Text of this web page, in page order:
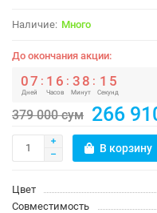
Много
До окончания акции:
07
Дней
: 1 6
Часов
: 3 8
Минут
: 1 5
Секунд
379 000 сум 266
В корзину
Цвет
Совместимость